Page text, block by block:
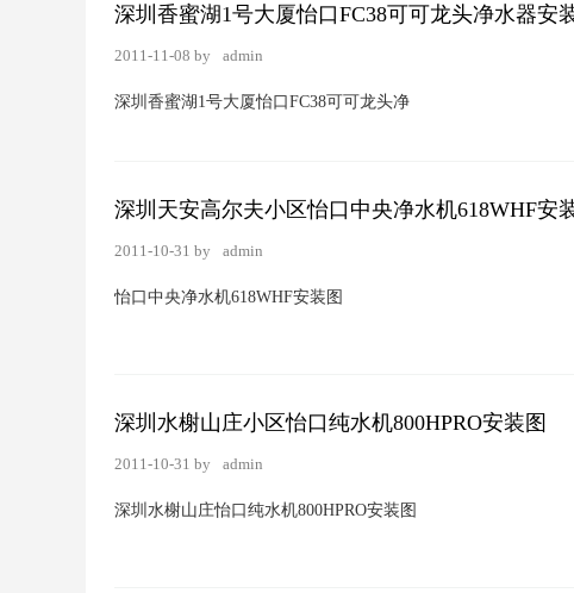
深圳香蜜湖1号大厦怡口FC38可可龙头净水器安
2011-11-08 by admin
深圳香蜜湖1号大厦怡口FC38可可龙头净
深圳天安高尔夫小区怡口中央净水机618WHF安
2011-10-31 by admin
怡口中央净水机618WHF安装图
深圳水榭山庄小区怡口纯水机800HPRO安装图
2011-10-31 by admin
深圳水榭山庄怡口纯水机800HPRO安装图